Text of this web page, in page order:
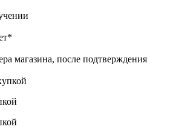
магазина, после подтверждения